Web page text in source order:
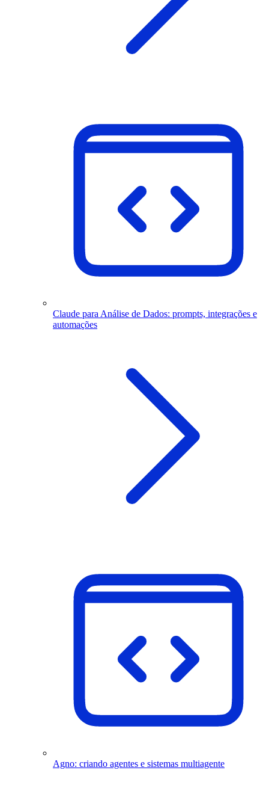
Claude para Análise de Dados: prompts, integrações e
automações
Agno: criando agentes e sistemas multiagente